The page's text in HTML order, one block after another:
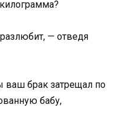
— отведя
ваш брак затрещал по
бабу,